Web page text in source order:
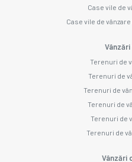
Case vile de
Case vile de
Terenuri de
Terenuri de
Terenuri de
Terenuri de
Terenuri de
Terenuri de
Vânzări